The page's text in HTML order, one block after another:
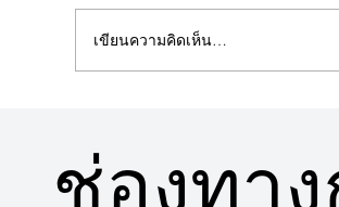
เขียนความคิดเห็น…